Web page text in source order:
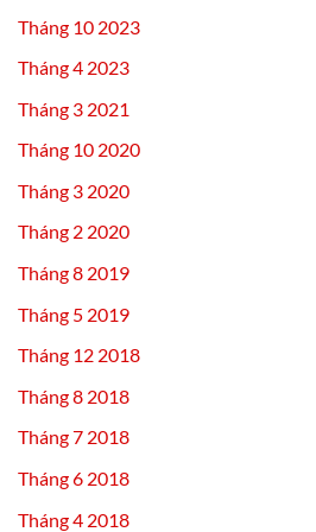
Tháng 10 2023
Tháng 4 2023
Tháng 3 2021
Tháng 10 2020
Tháng 3 2020
Tháng 2 2020
Tháng 8 2019
Tháng 5 2019
Tháng 12 2018
Tháng 8 2018
Tháng 7 2018
Tháng 6 2018
Tháng 4 2018